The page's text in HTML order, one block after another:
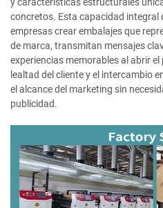
concretos. Esta capacidad integral
empresas crear embalajes que
de marca, transmitan mensajes
experiencias memorables al abrir
lealtad del cliente y el intercambio
el alcance del marketing sin
publicidad.